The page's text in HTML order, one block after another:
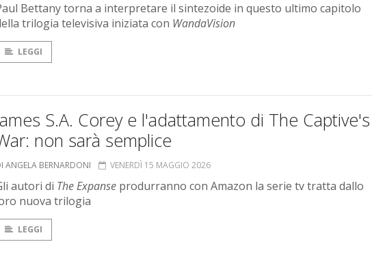
Bettany torna a interpretare il sintezoide in questo ultimo capitolo
trilogia televisiva iniziata con WandaVision
LEGGI
S.A. Corey e l'adattamento di The Captive's
non sarà semplice
ANGELA BERNARDONI VENERDÌ 15 MAGGIO 2026
autori di The Expanse produrranno con Amazon la serie tv tratta dallo
nuova trilogia
LEGGI